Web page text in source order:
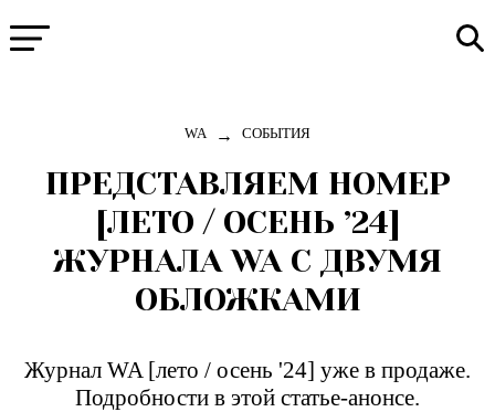
WA → СОБЫТИЯ
ПРЕДСТАВЛЯЕМ НОМЕР
[ЛЕТО / ОСЕНЬ ’24]
ЖУРНАЛА WA С ДВУМЯ
ОБЛОЖКАМИ
Журнал WA [лето / осень '24] уже в продаже.
Подробности в этой статье-анонсе.